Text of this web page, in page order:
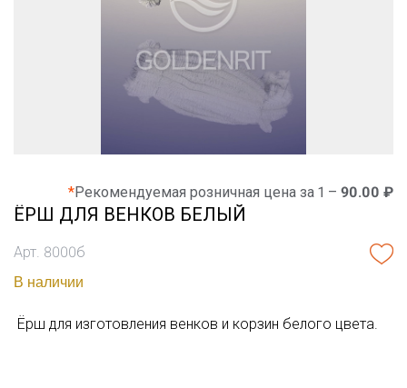
*Рекомендуемая розничная цена за 1 – 90.00 ₽
ЁРШ ДЛЯ ВЕНКОВ БЕЛЫЙ
Арт. 8000б
В наличии
Ёрш для изготовления венков и корзин белого цвета.